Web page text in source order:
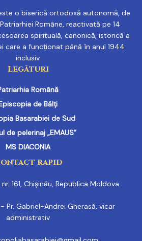
o biserică ortodoxă autonomă, de
Române, reactivată pe 14
spirituală, canonică, istorică a
care a funcționat până în anul 1944
inclusiv.
Legături
Română
de Bălți
Basarabiei de Sud
de pelerinaj „EMAUS”
MS DIACONIA
rapid
161, Chișinău, Republica Moldova
Pr. Gabriel-Andrei Gherasă, vicar
administrativ